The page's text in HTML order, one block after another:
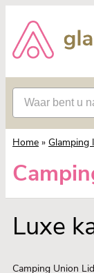
Home » Glamping
Luxe
Camping Union